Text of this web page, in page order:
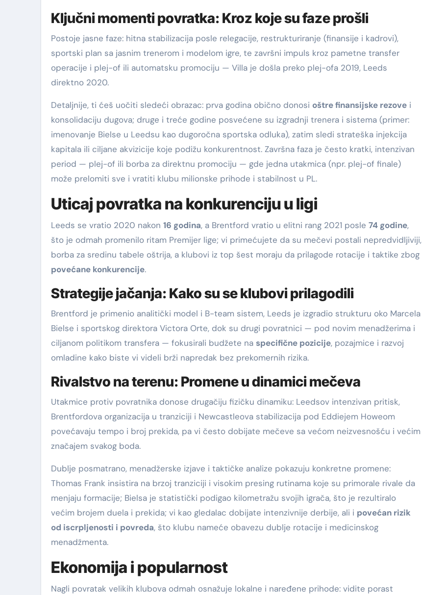
Ključni momenti povratka: Kroz koje su faze prošli
Postoje jasne faze: hitna stabilizacija posle relegacije, restrukturiranje (finansije i kadrovi),
sportski plan sa jasnim trenerom i modelom igre, te završni impuls kroz pametne transfer
operacije i plej-of ili automatsku promociju — Villa je došla preko plej-ofa 2019, Leeds
direktno 2020.
Detaljnije, ti ćeš uočiti sledeći obrazac: prva godina obično donosi oštre finansijske rezove i
konsolidaciju dugova; druge i treće godine posvećene su izgradnji trenera i sistema (primer:
imenovanje Bielse u Leedsu kao dugoročna sportska odluka), zatim sledi strateška injekcija
kapitala ili ciljane akvizicije koje podižu konkurentnost. Završna faza je često kratki, intenzivan
period — plej-of ili borba za direktnu promociju — gde jedna utakmica (npr. plej-of finale)
može prelomiti sve i vratiti klubu milionske prihode i stabilnost u PL.
Uticaj povratka na konkurenciju u ligi
Leeds se vratio 2020 nakon 16 godina, a Brentford vratio u elitni rang 2021 posle 74 godine,
što je odmah promenilo ritam Premijer lige; vi primećujete da su mečevi postali nepredvidljiviji,
borba za sredinu tabele oštrija, a klubovi iz top šest moraju da prilagode rotacije i taktike zbog
povećane konkurencije.
Strategije jačanja: Kako su se klubovi prilagodili
Brentford je primenio analitički model i B-team sistem, Leeds je izgradio strukturu oko Marcela
Bielse i sportskog direktora Victora Orte, dok su drugi povratnici — pod novim menadžerima i
ciljanom politikom transfera — fokusirali budžete na specifične pozicije, pozajmice i razvoj
omladine kako biste vi videli brži napredak bez prekomernih rizika.
Rivalstvo na terenu: Promene u dinamici mečeva
Utakmice protiv povratnika donose drugačiju fizičku dinamiku: Leedsov intenzivan pritisk,
Brentfordova organizacija u tranziciji i Newcastleova stabilizacija pod Eddiejem Howeom
povećavaju tempo i broj prekida, pa vi često dobijate mečeve sa većom neizvesnošću i većim
značajem svakog boda.
Dublje posmatrano, menadžerske izjave i taktičke analize pokazuju konkretne promene:
Thomas Frank insistira na brzoj tranziciji i visokim presing rutinama koje su primorale rivale da
menjaju formacije; Bielsa je statistički podigao kilometražu svojih igrača, što je rezultiralo
većim brojem duela i prekida; vi kao gledalac dobijate intenzivnije derbije, ali i povećan rizik
od iscrpljenosti i povreda, što klubu nameće obavezu dublje rotacije i medicinskog
menadžmenta.
Ekonomija i popularnost
Nagli povratak velikih klubova odmah osnažuje lokalne i naređene prihode: vidite porast